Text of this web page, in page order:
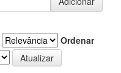
Ordenar